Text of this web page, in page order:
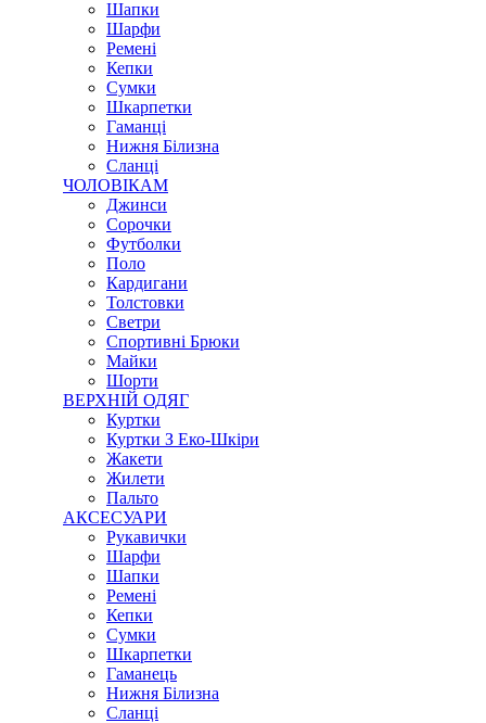
Шапки
Шарфи
Ремені
Кепки
Сумки
Шкарпетки
Гаманці
Нижня Білизна
Сланці
ЧОЛОВІКАМ
Джинси
Сорочки
Футболки
Поло
Кардигани
Толстовки
Светри
Спортивні Брюки
Майки
Шорти
ВЕРХНІЙ ОДЯГ
Куртки
Куртки З Еко-Шкіри
Жакети
Жилети
Пальто
АКСЕСУАРИ
Рукавички
Шарфи
Шапки
Ремені
Кепки
Сумки
Шкарпетки
Гаманець
Нижня Білизна
Сланці